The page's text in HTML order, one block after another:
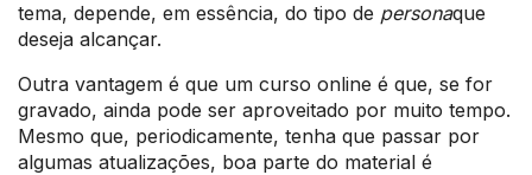
tema, depende, em essência, do tipo de personaque
deseja alcançar.
Outra vantagem é que um curso online é que, se for
gravado, ainda pode ser aproveitado por muito tempo.
Mesmo que, periodicamente, tenha que passar por
algumas atualizações, boa parte do material é